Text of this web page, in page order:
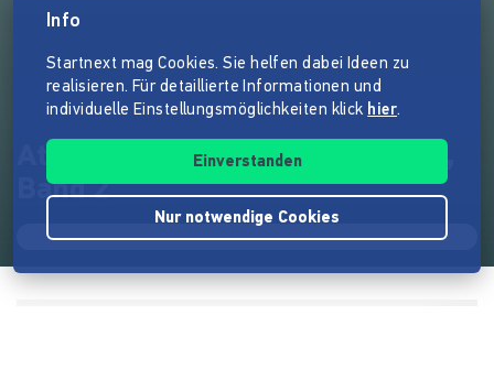
Atlas der Planetarischen Nebel,
Band 2
Info
Startnext mag Cookies. Sie helfen dabei Ideen zu
realisieren. Für detaillierte Informationen und
individuelle Einstellungsmöglichkeiten klick hier.
Einverstanden
Nur notwendige Cookies